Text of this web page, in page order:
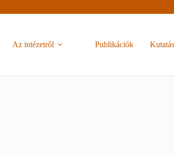
Az intézetről Publikációk